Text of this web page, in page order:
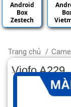
Android
Box
Zestech
Trang chủ
Viofo A229